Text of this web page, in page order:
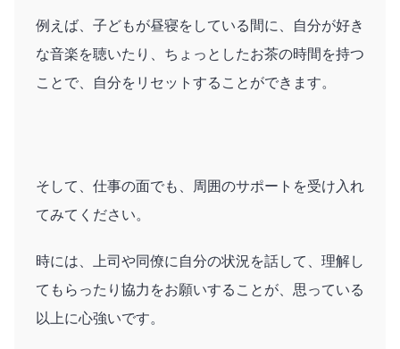
例えば、子どもが昼寝をしている間に、自分が好き
な音楽を聴いたり、ちょっとしたお茶の時間を持つ
ことで、自分をリセットすることができます。
そして、仕事の面でも、周囲のサポートを受け入れ
てみてください。
時には、上司や同僚に自分の状況を話して、理解し
てもらったり協力をお願いすることが、思っている
以上に心強いです。